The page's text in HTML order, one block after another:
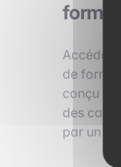
Accédez
de
conçu
des
par un